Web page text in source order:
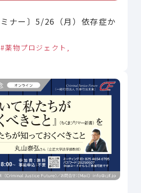
ミナー〕5/26（月）依存症か
薬物プロジェクト